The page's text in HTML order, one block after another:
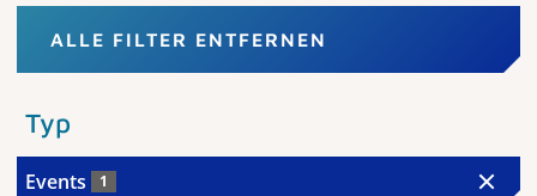
ALLE FILTER ENTFERNEN
Typ
Events 1